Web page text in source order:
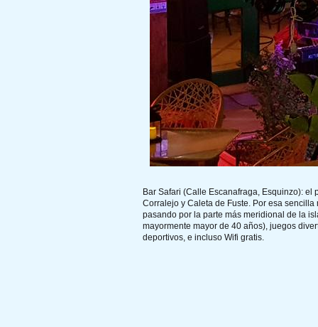
Bar Safari (Calle Escanafraga, Esquinzo):
Corralejo y Caleta de Fuste. Por esa
pasando por la parte más meridional de la
mayormente mayor de 40 años), juegos
deportivos, e incluso Wifi gratis.